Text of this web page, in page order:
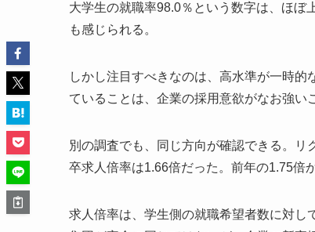
大学生の就職率98.0％という数字は、ほぼ
も感じられる。
しかし注目すべきなのは、高水準が一時
ていることは、企業の採用意欲がなお強い
別の調査でも、同じ方向が確認できる。
卒求人倍率は1.66倍だった。前年の1.75倍
求人倍率は、学生側の就職希望者数に対し